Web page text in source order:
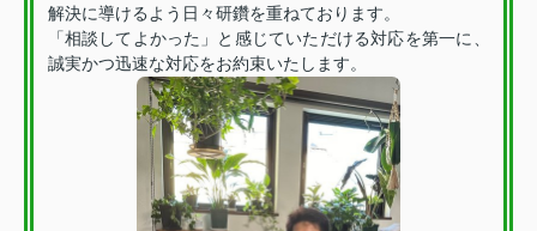
解決に導けるよう日々研鑽を重ねております。
「相談してよかった」と感じていただける対応を第一に、
誠実かつ迅速な対応をお約束いたします。